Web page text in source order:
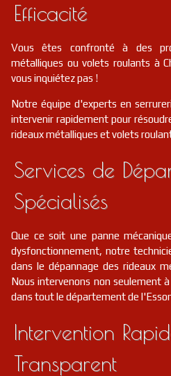
Efficacité
Vous êtes confronté à des
métalliques ou volets roulants à
vous inquiétez pas !
Notre équipe d'experts en
intervenir rapidement pour
rideaux métalliques et volets
Services de
Spécialisés
Que ce soit une panne
dysfonctionnement, notre
dans le dépannage des rideaux
Nous intervenons non seulement
dans tout le département de
Intervention
Transparent